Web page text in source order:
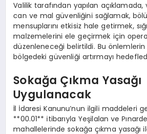
Valilik tarafından yapılan açıklamada,
can ve mal güvenliğini sağlamak,
mensuplarını etkisiz hale getirmek,
malzemelerini ele geçirmek için
düzenleneceği belirtildi. Bu önlemlerin
bölgedeki güvenliği artırmayı
Sokağa Çıkma Yasağı
Uygulanacak
İl İdaresi Kanunu’nun ilgili maddeleri
**00.01** itibarıyla Yeşilalan ve
mahallelerinde sokağa çıkma yasağı